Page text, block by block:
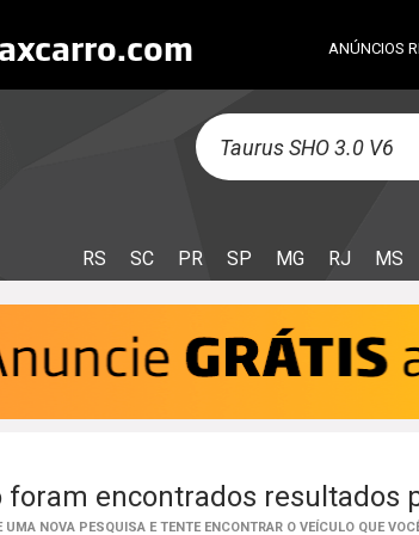
ANÚNCIOS
RS SC PR SP MG RJ MS
foram encontrados resultados
UMA NOVA PESQUISA E TENTE ENCONTRAR O VEÍCULO QUE